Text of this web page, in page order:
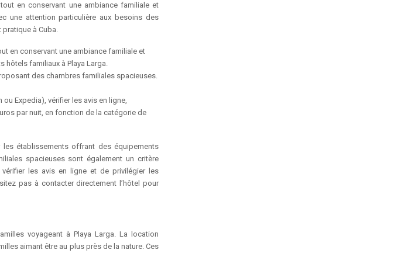
en conservant une ambiance familiale et
une attention particulière aux besoins des
à Cuba.
en conservant une ambiance familiale et
hôtels familiaux à Playa Larga.
des chambres familiales spacieuses.
Expedia), vérifier les avis en ligne,
par nuit, en fonction de la catégorie de
établissements offrant des équipements
spacieuses sont également un critère
les avis en ligne et de privilégier les
pas à contacter directement l’hôtel pour
voyageant à Playa Larga. La location
aimant être au plus près de la nature. Ces